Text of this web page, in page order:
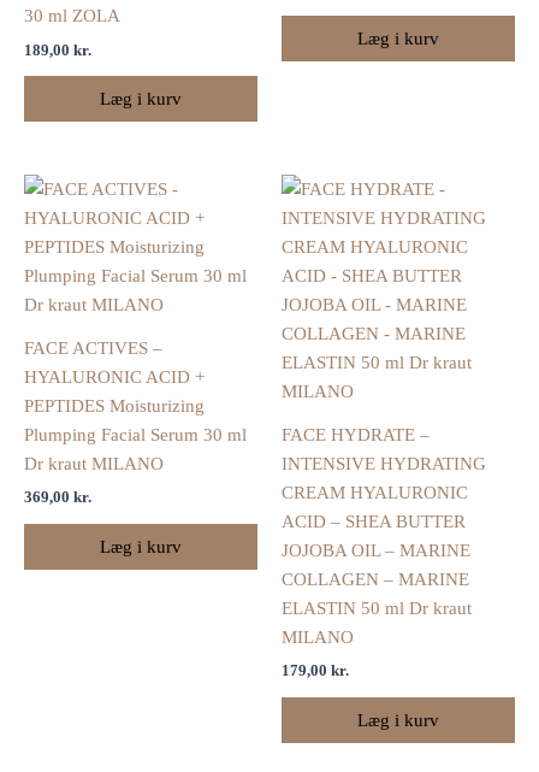
30 ml ZOLA
189,00 kr.
Læg i kurv
Læg i kurv
FACE ACTIVES –
HYALURONIC ACID +
PEPTIDES Moisturizing
Plumping Facial Serum 30 ml
Dr kraut MILANO
369,00 kr.
Læg i kurv
FACE HYDRATE –
INTENSIVE HYDRATING
CREAM HYALURONIC
ACID – SHEA BUTTER
JOJOBA OIL – MARINE
COLLAGEN – MARINE
ELASTIN 50 ml Dr kraut
MILANO
179,00 kr.
Læg i kurv